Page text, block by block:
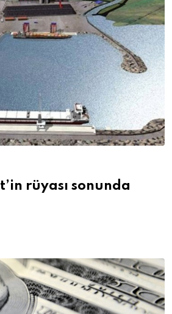
rüyası sonunda